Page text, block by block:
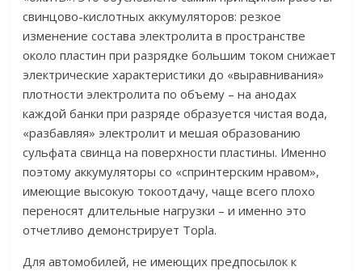
свинцово-кислотных аккумуляторов: резкое
изменение состава электролита в пространстве
около пластин при разрядке большим током снижает
электрические характеристики до «выравнивания»
плотности электролита по объему – на анодах
каждой банки при разряде образуется чистая вода,
«разбавляя» электролит и мешая образованию
сульфата свинца на поверхности пластины. Именно
поэтому аккумуляторы со «спринтерским нравом»,
имеющие высокую токоотдачу, чаще всего плохо
переносят длительные нагрузки – и именно это
отчетливо демонстрирует Topla.
Для автомобилей, не имеющих предпосылок к